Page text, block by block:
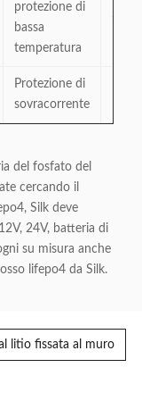
protezione di
bassa
temperatura
Protezione di
sovracorrente
del fosfato del
cercando il
Silk deve
24V, batteria di
su misura anche
lifepo4 da Silk.
litio fissata al muro